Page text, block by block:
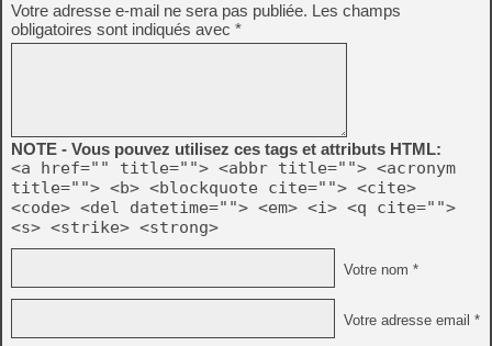
Votre adresse e-mail ne sera pas publiée. Les champs
obligatoires sont indiqués avec *
NOTE - Vous pouvez utilisez ces tags et attributs HTML:
<a href="" title=""> <abbr title=""> <acronym
title=""> <b> <blockquote cite=""> <cite>
<code> <del datetime=""> <em> <i> <q cite="">
<s> <strike> <strong>
Votre nom *
Votre adresse email *